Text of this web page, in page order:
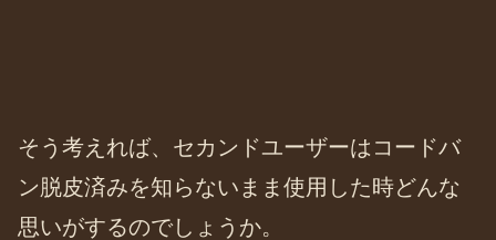
そう考えれば、セカンドユーザーはコードバ
ン脱皮済みを知らないまま使用した時どんな
思いがするのでしょうか。